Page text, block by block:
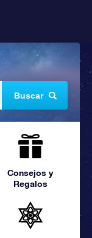
Buscar
Consejos y
Regalos